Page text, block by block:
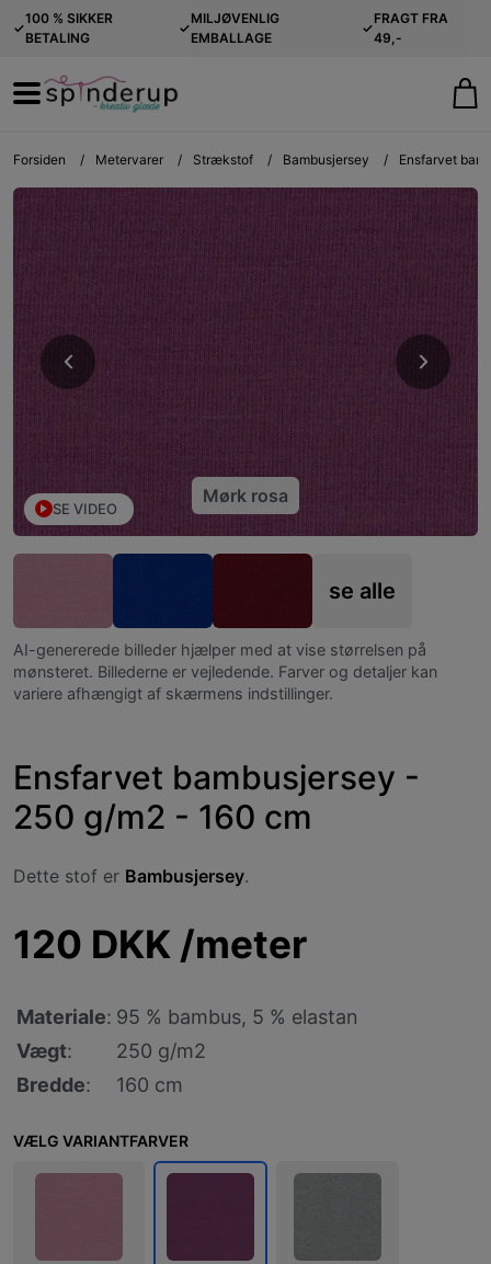
✓
100 % SIKKER
BETALING
✓
MILJØVENLIG
EMBALLAGE
✓
FRAGT FRA
49,-
Forsiden / Metervarer / Strækstof / Bambusjersey / Ensfarvet
SE VIDEO
se alle
AI-genererede billeder hjælper med at vise størrelsen på
mønsteret. Billederne er vejledende. Farver og detaljer kan
variere afhængigt af skærmens indstillinger.
Ensfarvet bambusjersey -
250 g/m2 - 160 cm
Dette stof er Bambusjersey.
120 DKK /meter
Materiale: 95 % bambus, 5 % elastan
Vægt:
250 g/m2
Bredde: 160 cm
VÆLG VARIANTFARVER